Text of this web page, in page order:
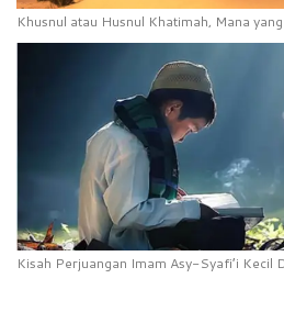
Khusnul atau Husnul Khatimah, Mana
Kisah Perjuangan Imam Asy-Syafi’i Kecil